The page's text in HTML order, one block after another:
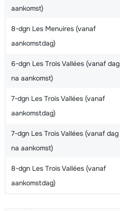
aankomst)
8-dgn Les Menuires (vanaf
aankomstdag)
6-dgn Les Trois Vallées (vanaf dag
na aankomst)
7-dgn Les Trois Vallées (vanaf
aankomstdag)
7-dgn Les Trois Vallées (vanaf dag
na aankomst)
8-dgn Les Trois Vallées (vanaf
aankomstdag)